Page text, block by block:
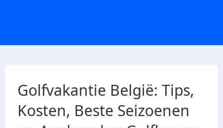
Golfvakantie België: Tips,
Kosten, Beste Seizoenen